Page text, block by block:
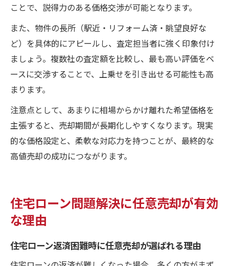
ことで、説得力のある価格交渉が可能となります。
また、物件の長所（駅近・リフォーム済・眺望良好な
ど）を具体的にアピールし、査定担当者に強く印象付け
ましょう。複数社の査定額を比較し、最も高い評価をベ
ースに交渉することで、上乗せを引き出せる可能性も高
まります。
注意点として、あまりに相場からかけ離れた希望価格を
主張すると、売却期間が長期化しやすくなります。現実
的な価格設定と、柔軟な対応力を持つことが、最終的な
高値売却の成功につながります。
住宅ローン問題解決に任意売却が有効
な理由
住宅ローン返済困難時に任意売却が選ばれる理由